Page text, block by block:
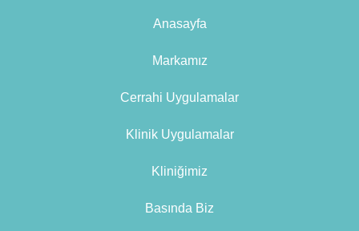
Anasayfa
Markamız
Cerrahi Uygulamalar
Klinik Uygulamalar
Kliniğimiz
Basında Biz